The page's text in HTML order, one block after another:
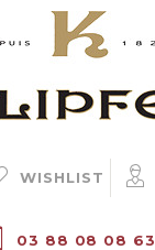
WISHLIST
03 88 08 08 63